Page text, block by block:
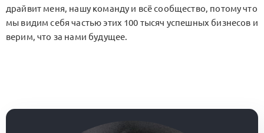
драйвит меня, нашу команду и всё сообщество, потому что
мы видим себя частью этих 100 тысяч успешных бизнесов и
верим, что за нами будущее.